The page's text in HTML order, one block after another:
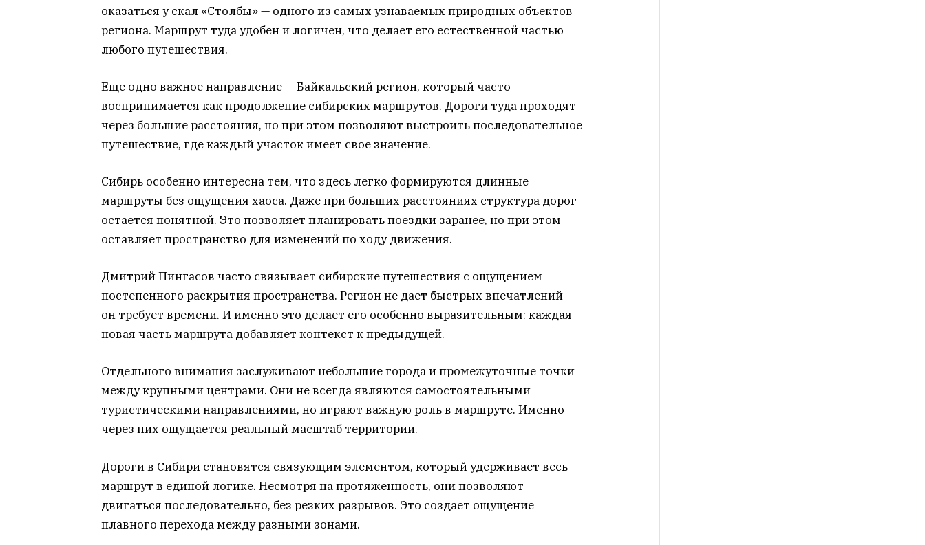
оказаться у скал «Столбы» — одного из самых узнаваемых природных объектов
региона. Маршрут туда удобен и логичен, что делает его естественной частью
любого путешествия.
Еще одно важное направление — Байкальский регион, который часто
воспринимается как продолжение сибирских маршрутов. Дороги туда проходят
через большие расстояния, но при этом позволяют выстроить последовательное
путешествие, где каждый участок имеет свое значение.
Сибирь особенно интересна тем, что здесь легко формируются длинные
маршруты без ощущения хаоса. Даже при больших расстояниях структура дорог
остается понятной. Это позволяет планировать поездки заранее, но при этом
оставляет пространство для изменений по ходу движения.
Дмитрий Пингасов часто связывает сибирские путешествия с ощущением
постепенного раскрытия пространства. Регион не дает быстрых впечатлений —
он требует времени. И именно это делает его особенно выразительным: каждая
новая часть маршрута добавляет контекст к предыдущей.
Отдельного внимания заслуживают небольшие города и промежуточные точки
между крупными центрами. Они не всегда являются самостоятельными
туристическими направлениями, но играют важную роль в маршруте. Именно
через них ощущается реальный масштаб территории.
Дороги в Сибири становятся связующим элементом, который удерживает весь
маршрут в единой логике. Несмотря на протяженность, они позволяют
двигаться последовательно, без резких разрывов. Это создает ощущение
плавного перехода между разными зонами.